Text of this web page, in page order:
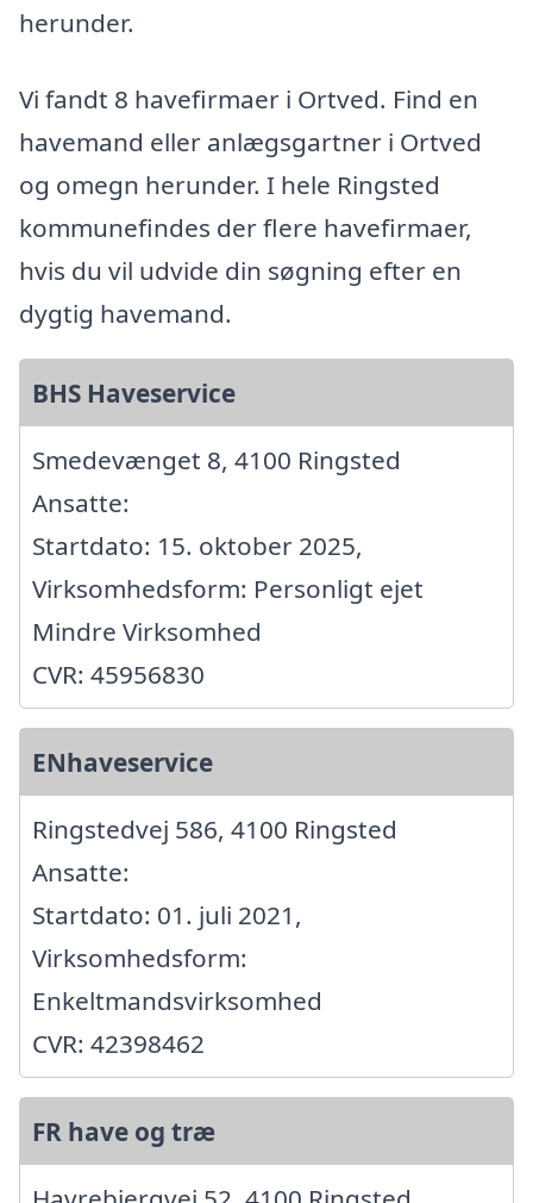
herunder.
Vi fandt 8 havefirmaer i Ortved. Find en
havemand eller anlægsgartner i Ortved
og omegn herunder. I hele Ringsted
kommunefindes der flere havefirmaer,
hvis du vil udvide din søgning efter en
dygtig havemand.
BHS Haveservice
Smedevænget 8, 4100 Ringsted
Ansatte:
Startdato: 15. oktober 2025,
Virksomhedsform: Personligt ejet
Mindre Virksomhed
CVR: 45956830
ENhaveservice
Ringstedvej 586, 4100 Ringsted
Ansatte:
Startdato: 01. juli 2021,
Virksomhedsform:
Enkeltmandsvirksomhed
CVR: 42398462
FR have og træ